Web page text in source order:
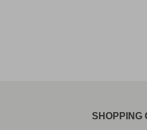
SHOPPING